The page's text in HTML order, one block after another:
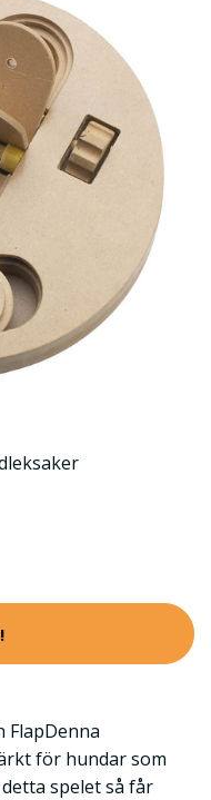
FlapDenna
för hundar som
spelet så får